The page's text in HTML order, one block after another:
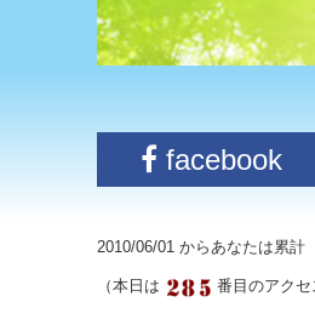
facebook
2010/06/01 からあなたは累計
（本日は 番目のアク